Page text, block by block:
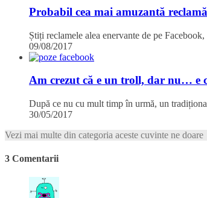
Probabil cea mai amuzantă
Știți reclamele alea enervante de pe
09/08/2017
Am crezut că e un troll, dar nu… e
După ce nu cu mult timp în urmă, un
30/05/2017
Vezi mai multe din categoria aceste cuvinte ne doare
3 Comentarii